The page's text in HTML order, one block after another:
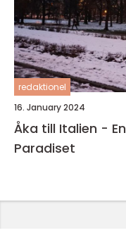
redaktionel
16. January 2024
Åka till Italien -
Paradiset